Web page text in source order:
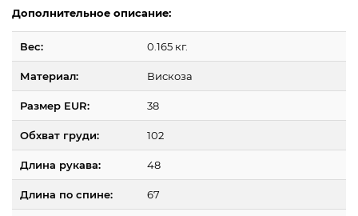
Дополнительное описание:
Вес: 0.165 кг.
Материал: Вискоза
Размер EUR: 38
Обхват груди: 102
Длина рукава: 48
Длина по спине: 67